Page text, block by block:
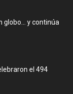
globo… y continúa
el 494